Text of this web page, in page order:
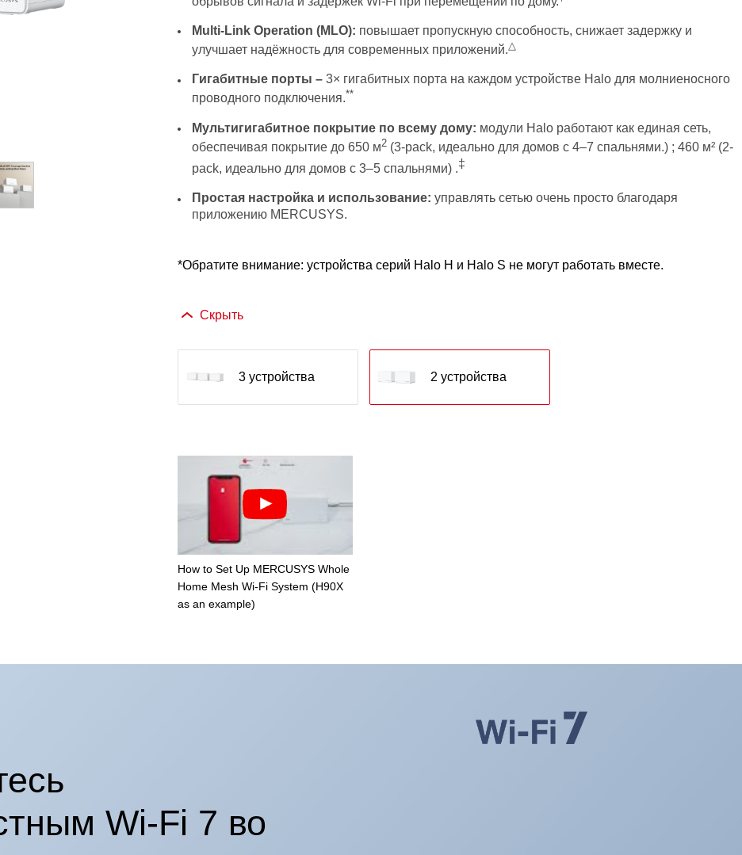
Multi-Link Operation (MLO): повышает пропускную способность, снижает задержку и
улучшает надёжность для современных приложений.△
Гигабитные порты – 3× гигабитных порта на каждом устройстве Halo для молниеносного
проводного подключения.**
Мультигигабитное покрытие по всему дому: модули Halo работают как единая сеть,
обеспечивая покрытие до 650 м2(3-pack, идеально для домов с 4–7 спальнями.) ; 460 м² (2-
pack, идеально для домов с 3–5 спальнями) .‡
Простая настройка и использование: управлять сетью очень просто благодаря
приложению MERCUSYS.
*Обратите внимание: устройства серий Halo H и Halo S не могут работать вместе.
Скрыть
3 устройства 2 устройства
How to Set Up MERCUSYS Whole
Home Mesh Wi-Fi System (H90X
as an example)
Wi-Fi 7 во